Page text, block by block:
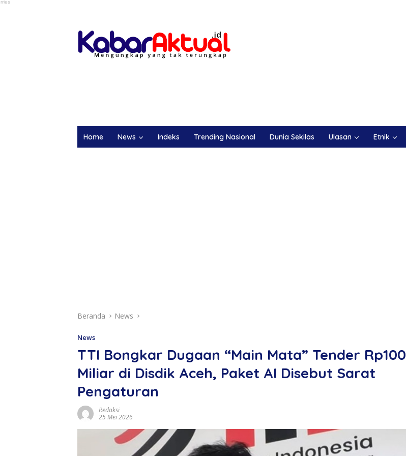
Home News Indeks Trending Nasional Dunia Sekilas Ulasan Etnik
Beranda News
News
TTI Bongkar Dugaan “Main Mata” Tender Rp100
Miliar di Disdik Aceh, Paket AI Disebut Sarat
Pengaturan
Redaksi
25 Mei 2026